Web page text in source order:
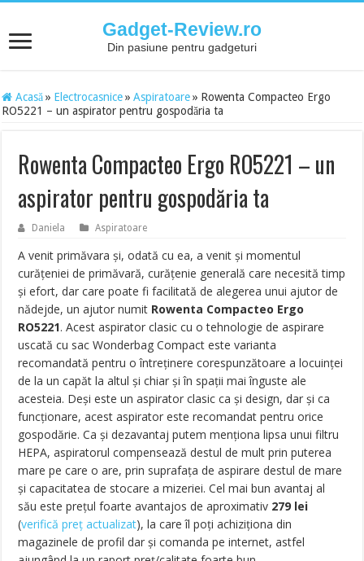
Gadget-Review.ro
Din pasiune pentru gadgeturi
Acasă » Electrocasnice » Aspiratoare » Rowenta Compacteo Ergo
RO5221 – un aspirator pentru gospodăria ta
Rowenta Compacteo Ergo RO5221 – un
aspirator pentru gospodăria ta
Daniela Aspiratoare
A venit primăvara şi, odată cu ea, a venit şi momentul
curăţeniei de primăvară, curăţenie generală care necesită timp
şi efort, dar care poate fi facilitată de alegerea unui ajutor de
nădejde, un ajutor numit Rowenta Compacteo Ergo
RO5221. Acest aspirator clasic cu o tehnologie de aspirare
uscată cu sac Wonderbag Compact este varianta
recomandată pentru o întreţinere corespunzătoare a locuinţei
de la un capăt la altul şi chiar şi în spaţii mai înguste ale
acesteia. Deşi este un aspirator clasic ca şi design, dar şi ca
funcţionare, acest aspirator este recomandat pentru orice
gospodărie. Ca și dezavantaj putem menționa lipsa unui filtru
HEPA, aspiratorul compensează destul de mult prin puterea
mare pe care o are, prin suprafaţa de aspirare destul de mare
şi capacitatea de stocare a mizeriei. Cel mai bun avantaj al
său este preţul foarte avantajos de aproximativ 279 lei
(verifică preț actualizat), la care îl poţi achiziţiona din
magazinele de profil dar şi comanda pe internet, astfel